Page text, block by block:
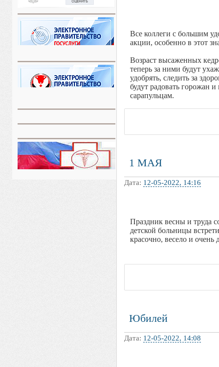
Все коллеги с большим
акции, особенно в этот
Возраст высаженных
теперь за ними будут
удобрять, следить за
будут радовать горожан
cарапульцам.
1 МАЯ
Дата: 12-05-2022, 14:16
Праздник весны и труда
детской больницы
красочно, весело и
Юбилей
Дата: 12-05-2022, 14:08